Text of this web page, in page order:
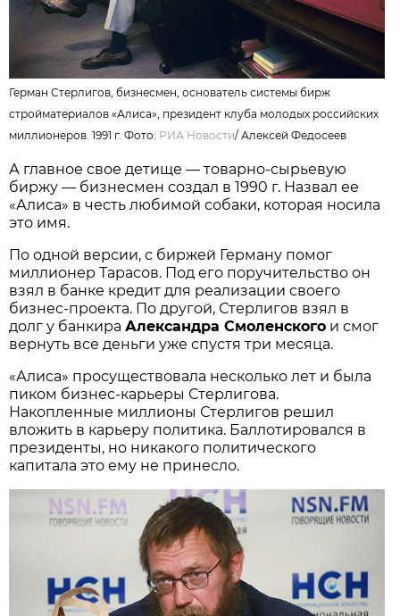
Герман Стерлигов, бизнесмен, основатель системы бирж
стройматериалов «Алиса», президент клуба молодых российских
миллионеров. 1991 г. Фото: РИА Новости/Алексей Федосеев
А главное свое детище — товарно-сырьевую
биржу — бизнесмен создал в 1990 г. Назвал ее
«Алиса» в честь любимой собаки, которая носила
это имя.
По одной версии, с биржей Герману помог
миллионер Тарасов. Под его поручительство он
взял в банке кредит для реализации своего
бизнес-проекта. По другой, Стерлигов взял в
долг у банкираАлександра Смоленского и смог
вернуть все деньги уже спустя три месяца.
«Алиса» просуществовала несколько лет и была
пиком бизнес-карьеры Стерлигова.
Накопленные миллионы Стерлигов решил
вложить в карьеру политика. Баллотировался в
президенты, но никакого политического
капитала это ему не принесло.